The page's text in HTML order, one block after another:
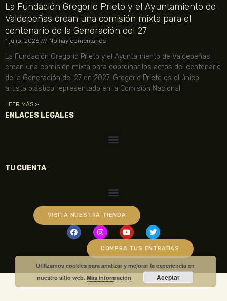
La Fundación Gregorio Prieto y el Ayuntamiento de
Valdepeñas crean una comisión mixta para el
centenario de la Generación del 27
1 julio, 2026 No hay comentarios
La Fundación Gregorio Prieto y el Ayuntamiento de Valdepeñas
crean una comisión mixta para coordinar los actos del centenario
de la Generación del 27 en 2027. Gregorio Prieto es el único
artista plástico representado en la Comisión Nacional.
LEER MÁS »
ENLACES LEGALES
TU CUENTA
VISITA NUESTRA TIENDA
COMPRA TUS ENTRADAS
Utilizamos cookies para analizar y mejorar la experiencia en
nuestro sitio web.Más información Aceptar